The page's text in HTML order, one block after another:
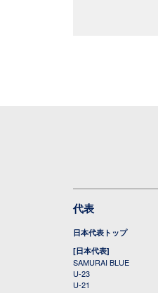
代表
日本代表トップ
[日本代表]
SAMURAI BLUE
U-23
U-21